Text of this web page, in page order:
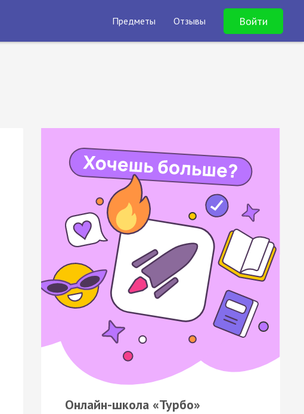
Предметы Отзывы Войти
Онлайн-школа «Турбо»